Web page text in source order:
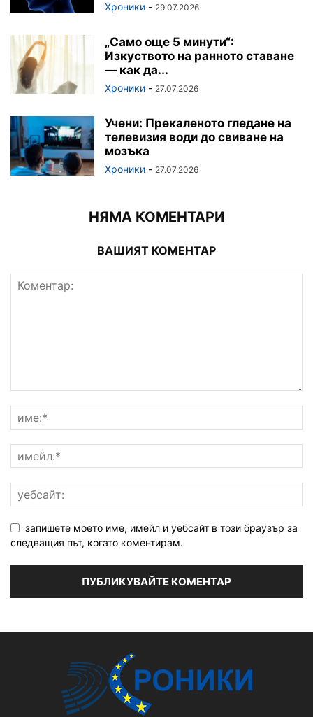
Хроники - 29.07.2026
„Само още 5 минути“:
Изкуството на ранното ставане
— как да...
Хроники - 27.07.2026
Учени: Прекаленото гледане на
телевизия води до свиване на
мозъка
Хроники - 27.07.2026
НЯМА КОМЕНТАРИ
ВАШИЯТ КОМЕНТАР
запишете моето име, имейл и уебсайт в този браузър за
следващия път, когато коментирам.